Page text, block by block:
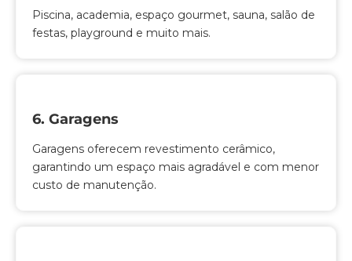
Piscina, academia, espaço gourmet, sauna, salão de
festas, playground e muito mais.
6. Garagens
Garagens oferecem revestimento cerâmico,
garantindo um espaço mais agradável e com menor
custo de manutenção.